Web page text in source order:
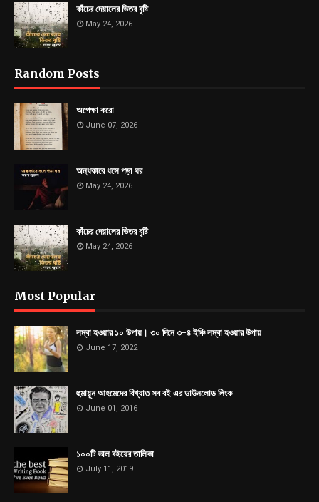
কাঁচের দেয়ালের ভিতর বৃষ্টি
May 24, 2026
Random Posts
অপেক্ষা করো
June 07, 2026
অন্ধকারে ধসে পড়া ঘর
May 24, 2026
কাঁচের দেয়ালের ভিতর বৃষ্টি
May 24, 2026
Most Popular
লম্বা হওয়ার ১০ উপায়। ৩০ দিনে ৩-৪ ইঞ্চি লম্বা হওয়ার উপায়
June 17, 2022
হুমায়ূন আহমেদের বিখ্যাত সব বই এর ডাউনলোড লিংক
June 01, 2016
১০০টি ভাল বইয়ের তালিকা
July 11, 2019